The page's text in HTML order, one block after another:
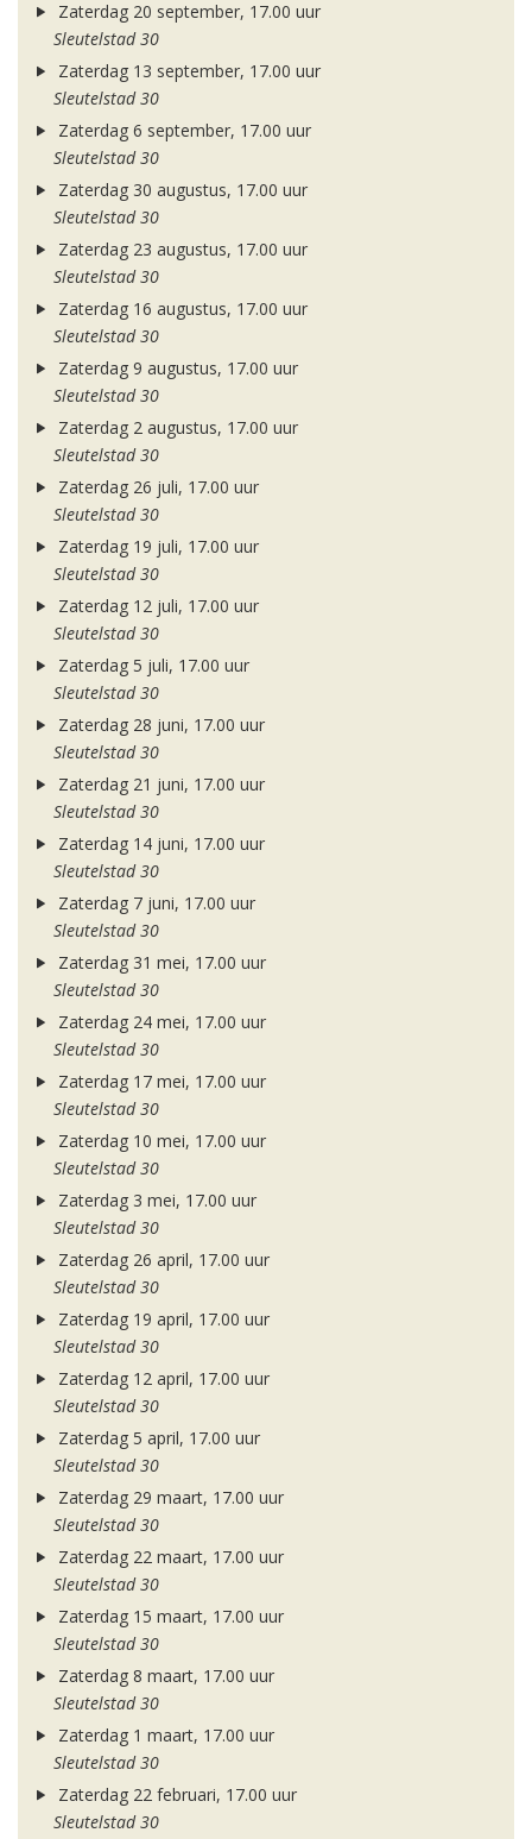
Zaterdag 20 september, 17.00 uur
Sleutelstad 30
Zaterdag 13 september, 17.00 uur
Sleutelstad 30
Zaterdag 6 september, 17.00 uur
Sleutelstad 30
Zaterdag 30 augustus, 17.00 uur
Sleutelstad 30
Zaterdag 23 augustus, 17.00 uur
Sleutelstad 30
Zaterdag 16 augustus, 17.00 uur
Sleutelstad 30
Zaterdag 9 augustus, 17.00 uur
Sleutelstad 30
Zaterdag 2 augustus, 17.00 uur
Sleutelstad 30
Zaterdag 26 juli, 17.00 uur
Sleutelstad 30
Zaterdag 19 juli, 17.00 uur
Sleutelstad 30
Zaterdag 12 juli, 17.00 uur
Sleutelstad 30
Zaterdag 5 juli, 17.00 uur
Sleutelstad 30
Zaterdag 28 juni, 17.00 uur
Sleutelstad 30
Zaterdag 21 juni, 17.00 uur
Sleutelstad 30
Zaterdag 14 juni, 17.00 uur
Sleutelstad 30
Zaterdag 7 juni, 17.00 uur
Sleutelstad 30
Zaterdag 31 mei, 17.00 uur
Sleutelstad 30
Zaterdag 24 mei, 17.00 uur
Sleutelstad 30
Zaterdag 17 mei, 17.00 uur
Sleutelstad 30
Zaterdag 10 mei, 17.00 uur
Sleutelstad 30
Zaterdag 3 mei, 17.00 uur
Sleutelstad 30
Zaterdag 26 april, 17.00 uur
Sleutelstad 30
Zaterdag 19 april, 17.00 uur
Sleutelstad 30
Zaterdag 12 april, 17.00 uur
Sleutelstad 30
Zaterdag 5 april, 17.00 uur
Sleutelstad 30
Zaterdag 29 maart, 17.00 uur
Sleutelstad 30
Zaterdag 22 maart, 17.00 uur
Sleutelstad 30
Zaterdag 15 maart, 17.00 uur
Sleutelstad 30
Zaterdag 8 maart, 17.00 uur
Sleutelstad 30
Zaterdag 1 maart, 17.00 uur
Sleutelstad 30
Zaterdag 22 februari, 17.00 uur
Sleutelstad 30